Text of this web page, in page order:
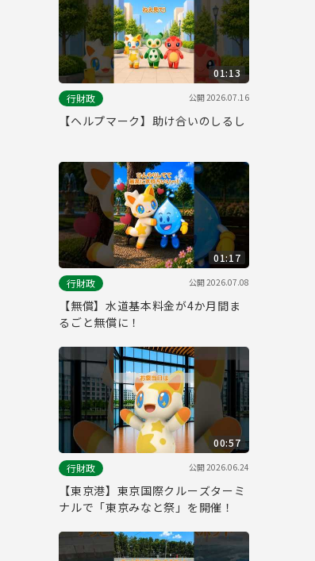
01:13
行財政
公開2026.07.16
【ヘルプマーク】助け合いのしるし
01:17
行財政
公開2026.07.08
【無償】水道基本料金が4か月間ま
るごと無償に！
00:57
行財政
公開2026.06.24
【東京港】東京国際クルーズターミ
ナルで「東京みなと祭」を開催！